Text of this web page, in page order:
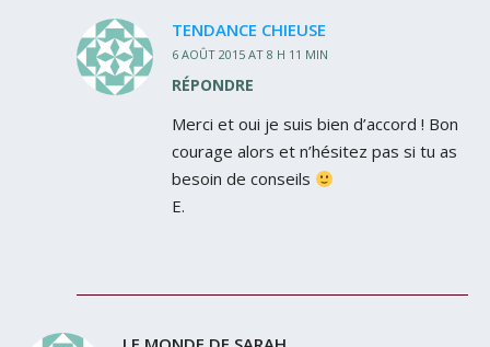
TENDANCE CHIEUSE
6 AOÛT 2015 AT 8 H 11 MIN
RÉPONDRE
Merci et oui je suis bien d’accord ! Bon
courage alors et n’hésitez pas si tu as
besoin de conseils
E.